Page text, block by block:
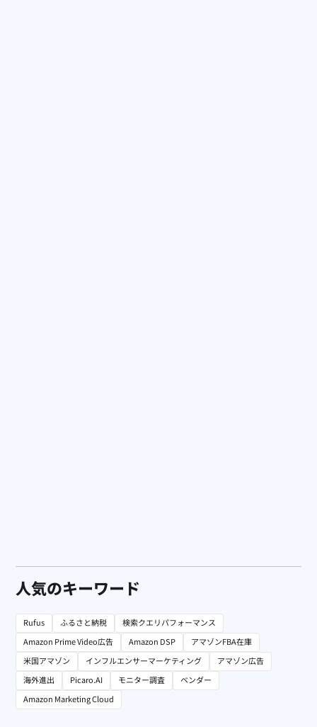
人気のキーワード
Rufus ふるさと納税
検索クエリパフォーマンス
Amazon Prime Video広告
Amazon DSP
アマゾンFBA在庫
米国アマゾン
インフルエンサーマーケティング
アマゾン広告
海外進出
Picaro.AI モニター調査
ベンダー
Amazon Marketing Cloud